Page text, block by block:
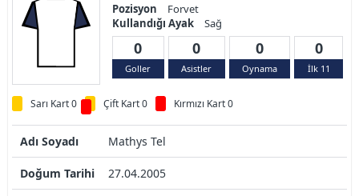
Pozisyon
Forvet
Kullandığı Ayak
Sağ
0
Goller
0
Asistler
0
Oynama
0
İlk 11
Sarı Kart 0 Çift Kart 0 Kırmızı Kart 0
Adı Soyadı Mathys Tel
Doğum Tarihi 27.04.2005